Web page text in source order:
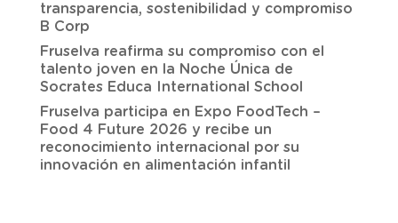
transparencia, sostenibilidad y compromiso
B Corp
Fruselva reafirma su compromiso con el
talento joven en la Noche Única de
Socrates Educa International School
Fruselva participa en Expo FoodTech –
Food 4 Future 2026 y recibe un
reconocimiento internacional por su
innovación en alimentación infantil